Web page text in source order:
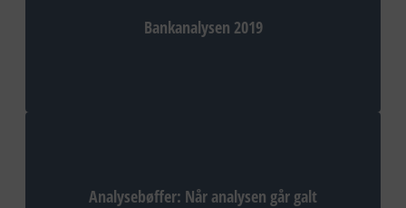
Bankanalysen 2019
Analysebøffer: Når analysen går galt